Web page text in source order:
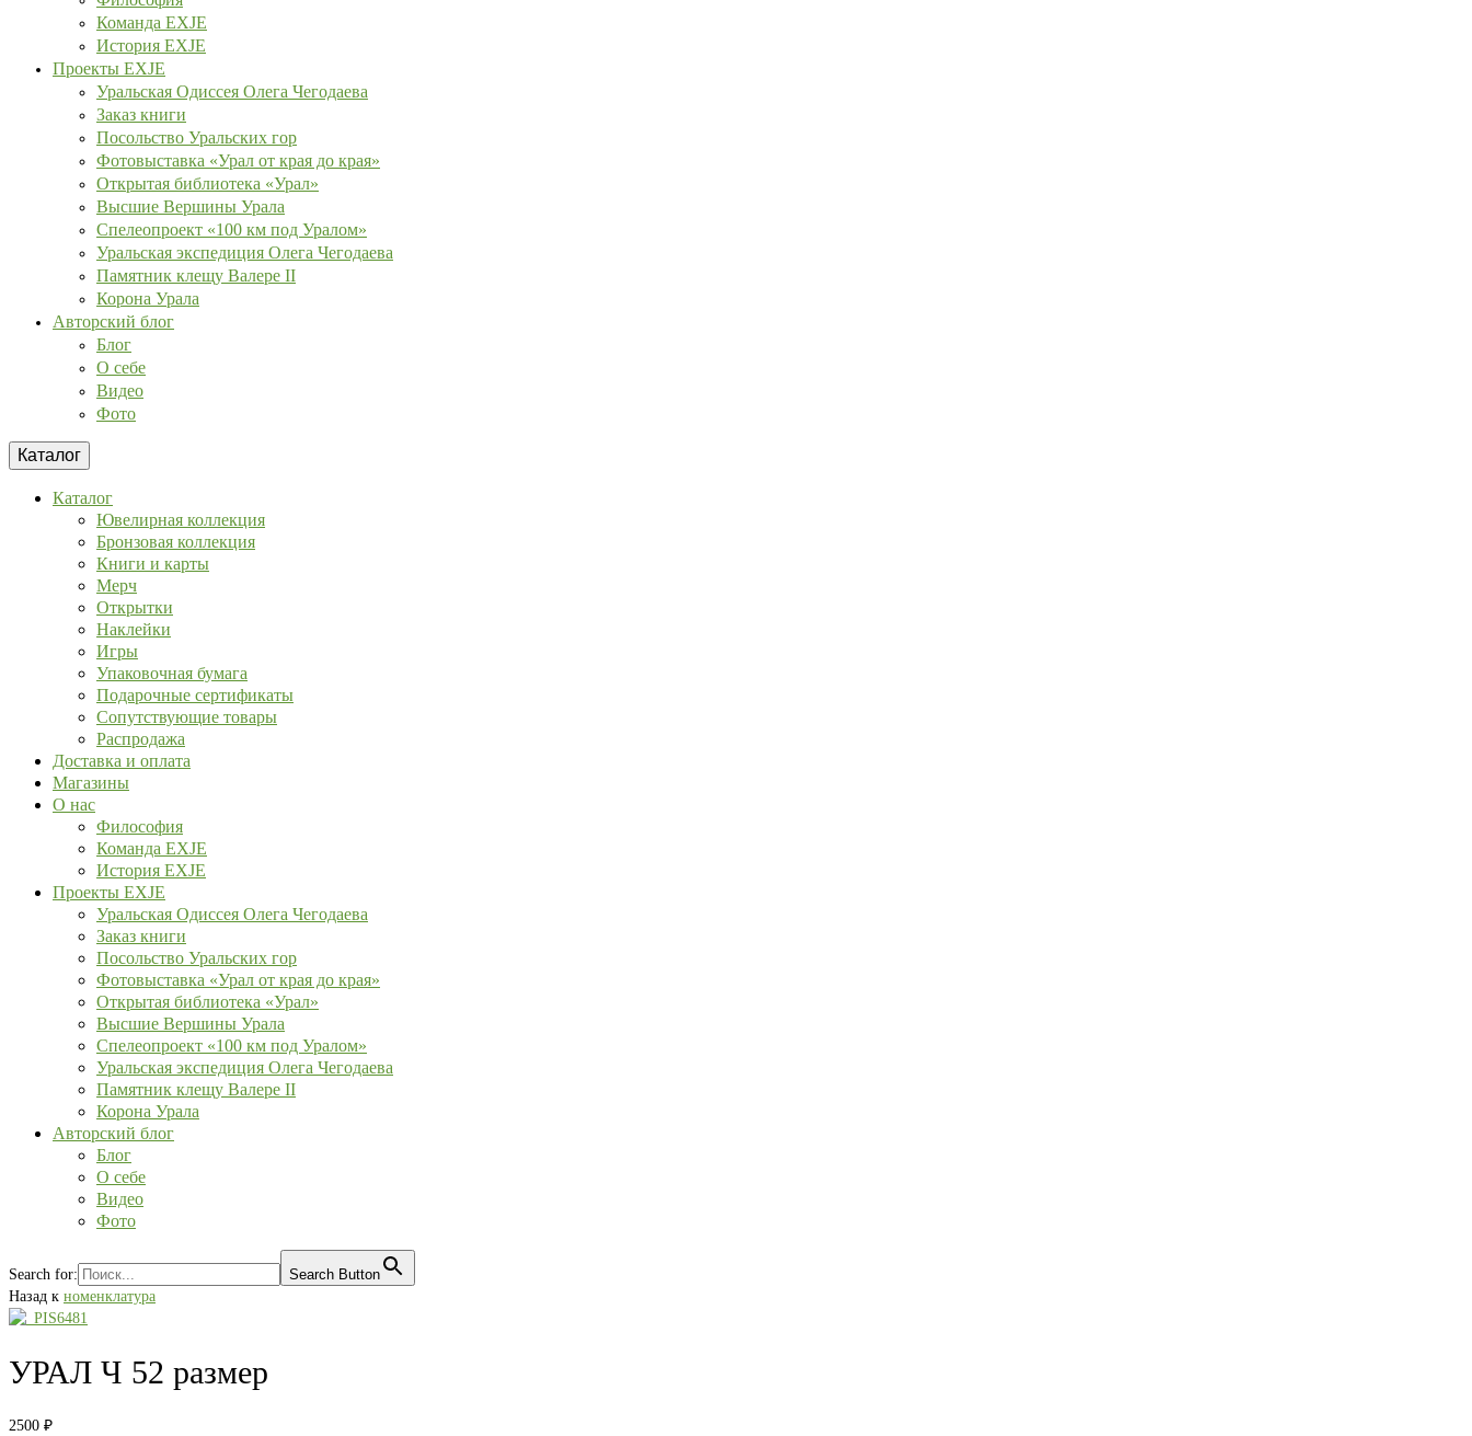
Команда EXJE
История EXJE
Проекты EXJE
Уральская Одиссея Олега Чегодаева
Заказ книги
Посольство Уральских гор
Фотовыставка «Урал от края до края»
Открытая библиотека «Урал»
Высшие Вершины Урала
Спелеопроект «100 км под Уралом»
Уральская экспедиция Олега Чегодаева
Памятник клещу Валере II
Корона Урала
Авторский блог
Блог
О себе
Видео
Фото
Каталог
Каталог
Ювелирная коллекция
Бронзовая коллекция
Книги и карты
Мерч
Открытки
Наклейки
Игры
Упаковочная бумага
Подарочные сертификаты
Сопутствующие товары
Распродажа
Доставка и оплата
Магазины
О нас
Философия
Команда EXJE
История EXJE
Проекты EXJE
Уральская Одиссея Олега Чегодаева
Заказ книги
Посольство Уральских гор
Фотовыставка «Урал от края до края»
Открытая библиотека «Урал»
Высшие Вершины Урала
Спелеопроект «100 км под Уралом»
Уральская экспедиция Олега Чегодаева
Памятник клещу Валере II
Корона Урала
Авторский блог
Блог
О себе
Видео
Фото
Search for:
Search Button
Назад к номенклатура
УРАЛ Ч 52 размер
2500 ₽